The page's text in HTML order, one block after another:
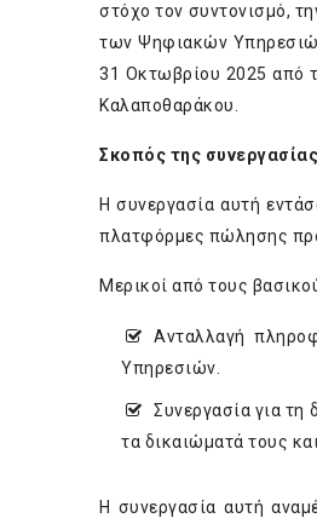
στόχο τον συντονισμό,
των Ψηφιακών
31 Οκτωβρίου 2025 από
Καλαποθαράκου.
Σκοπός της συνεργασίας
Η συνεργασία αυτή
πλατφόρμες πώλησης
Μερικοί από τους
Ανταλλαγή
Υπηρεσιών.
Συνεργασία για
τα δικαιώματά τους
Η συνεργασία αυτή